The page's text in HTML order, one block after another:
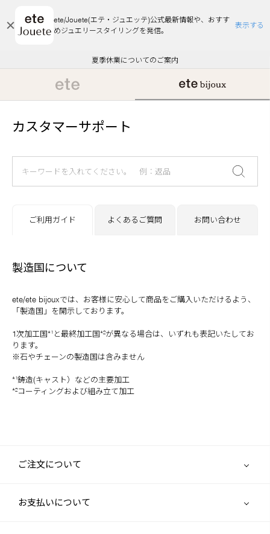
ete/Jouete(エテ・ジュエッテ)公式最新情報や、おすす
めジュエリースタイリングを発信。
表示する
エコラッピング及びエコポイント付与のご案内
ご注文いただいたお品物のお届け状況について
夏季休業についてのご案内
WEB Limited Items >>
採用のご案内
悪質な偽サイトにご注意ください
エコラッピング及びエコポイント付与のご案内
ご注文いただいたお品物のお届け状況について
カスタマーサポート
ご利用ガイド よくあるご質問 お問い合わせ
製造国について
ete/ete bijouxでは、お客様に安心して商品をご購入いただけるよう、
「製造国」を開示しております。
1次加工国*¹と最終加工国*²が異なる場合は、いずれも表記いたしてお
ります。
※石やチェーンの製造国は含みません
*¹鋳造(キャスト）などの主要加工
*²コーティングおよび組み立て加工
ご注文について
お支払いについて